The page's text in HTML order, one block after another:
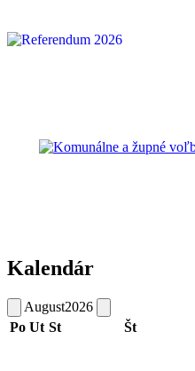
Kalendár
August2026
Po Ut St Št